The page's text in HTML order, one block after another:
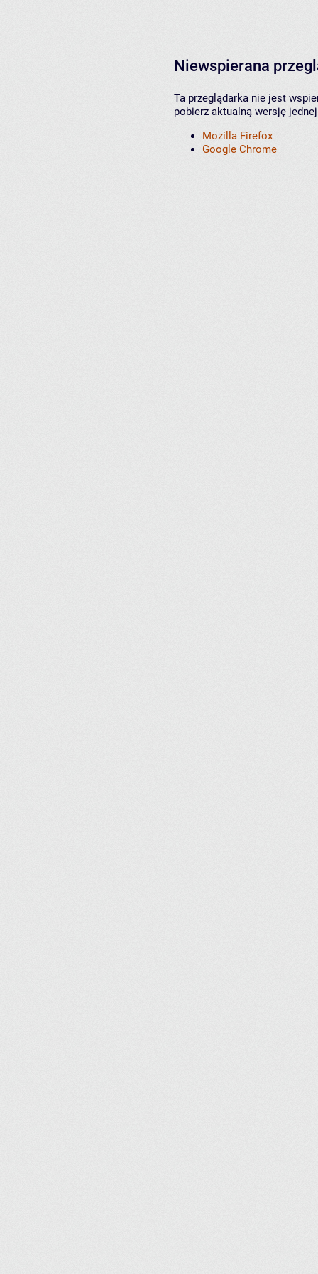
Niewspierana
Ta przeglądarka nie jest
pobierz aktualną wersję
Mozilla Firefox
Google Chrome